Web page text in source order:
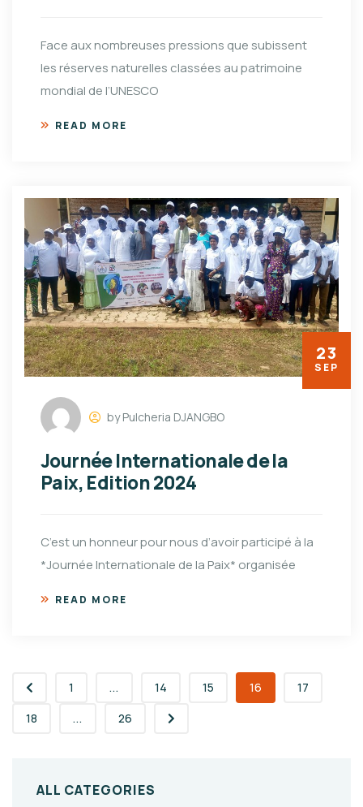
Face aux nombreuses pressions que subissent
les réserves naturelles classées au patrimoine
mondial de l’UNESCO
READ MORE
by Pulcheria DJANGBO
Journée Internationale de la
Paix, Edition 2024
C’est un honneur pour nous d’avoir participé à la
*Journée Internationale de la Paix* organisée
READ MORE
23
SEP
1 ... 14 15 16
17
18
... 26
ALL CATEGORIES